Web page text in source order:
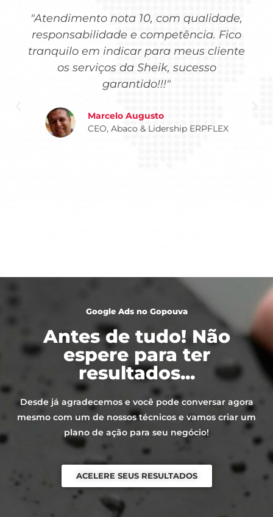
"Atendimento nota 10, com qualidade,
responsabilidade e competência. Fico
tranquilo em indicar para meus cliente
os serviços da Sheik, sucesso
garantido!!!"
Marcelo Augusto
CEO, Abaco & Lidership ERPFLEX
Google Ads no Gopouva
Antes de tudo! Não
espere para ter
resultados...
Desde já agradecemos e você pode conversar agora
mesmo com um de nossos técnicos e vamos criar um
plano de ação para seu negócio!
ACELERE SEUS RESULTADOS